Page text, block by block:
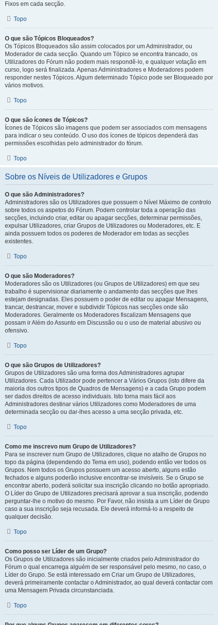
Fixos em cada secção.
Topo
O que são Tópicos Bloqueados?
Os Tópicos Bloqueados são assim colocados por um Administrador, ou
Moderador de cada secção. Quando um Tópico se encontra trancado, os
Utilizadores do Fórum não podem mais respondê-lo, e qualquer votação em
curso, logo será finalizada. Apenas Administradores e Moderadores podem
responder nestes Tópicos. Algum determinado Tópico pode ser Bloqueado por
vários motivos.
Topo
O que são ícones de Tópicos?
Ícones de Tópicos são imagens que podem ser associados com mensagens
para indicar o seu conteúdo. O uso dos ícones de tópicos dependerá das
permissões escolhidas pelo administrador do fórum.
Topo
Sobre os Níveis de Utilizadores e Grupos
O que são Administradores?
Administradores são os Utilizadores que possuem o Nível Máximo de controlo
sobre todos os aspetos do Fórum. Podem controlar toda a operação das
secções, incluindo criar, editar ou apagar secções, determinar permissões,
expulsar Utilizadores, criar Grupos de Utilizadores ou Moderadores, etc. E
ainda possuem todos os poderes de Moderador em todas as secções
existentes.
Topo
O que são Moderadores?
Moderadores são os Utilizadores (ou Grupos de Utilizadores) em que seu
trabalho é supervisionar diariamente o andamento das secções que lhes
estejam designadas. Eles possuem o poder de editar ou apagar Mensagens,
trancar, destrancar, mover e subdividir Tópicos nas secções onde são
Moderadores. Geralmente os Moderadores fiscalizam Mensagens que
possam ir Além do Assunto em Discussão ou o uso de material abusivo ou
ofensivo.
Topo
O que são Grupos de Utilizadores?
Grupos de Utilizadores são uma forma dos Administradores agrupar
Utilizadores. Cada Utilizador pode pertencer a Vários Grupos (isto difere da
maioria dos outros tipos de Quadros de Mensagens) e a cada Grupo podem
ser dados direitos de acesso individuais. Isto torna mais fácil aos
Administradores destinar vários Utilizadores como Moderadores de uma
determinada secção ou dar-lhes acesso a uma secção privada, etc.
Topo
Como me inscrevo num Grupo de Utilizadores?
Para se inscrever num Grupo de Utilizadores, clique no atalho de Grupos no
topo da página (dependendo do Tema em uso), podendo então ver todos os
Grupos. Nem todos os Grupos possuem um acesso aberto, alguns estão
fechados e alguns poderão inclusive encontrar-se invisíveis. Se o Grupo se
encontrar aberto, poderá solicitar sua inscrição clicando no botão apropriado.
O Líder do Grupo de Utilizadores precisará aprovar a sua inscrição, podendo
perguntar-lhe o motivo do mesmo. Por Favor, não insista a um Líder de Grupo
caso a sua inscrição seja recusada. Ele deverá informá-lo a respeito de
qualquer decisão.
Topo
Como posso ser Líder de um Grupo?
Os Grupos de Utilizadores são inicialmente criados pelo Administrador do
Fórum o qual encarrega alguém de ser responsável pelo mesmo, no caso, o
Líder do Grupo. Se está interessado em Criar um Grupo de Utilizadores,
deverá primeiramente contactar o Administrador, ao qual deverá contactar com
uma Mensagem Privada circunstanciada.
Topo